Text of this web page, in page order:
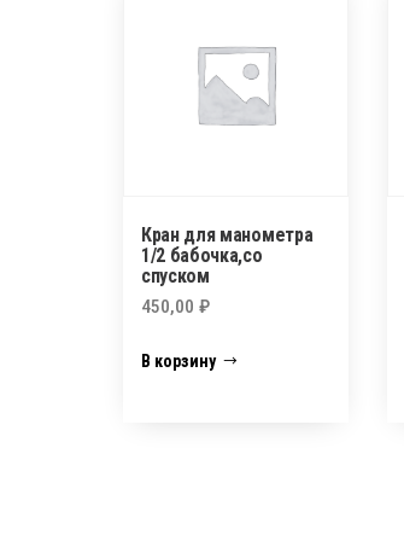
Кран для манометра
1/2 бабочка,со
спуском
450,00 ₽
В корзину